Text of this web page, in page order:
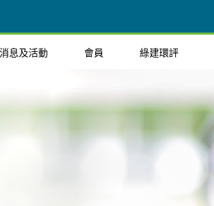
息及活動 會員 綠建環評